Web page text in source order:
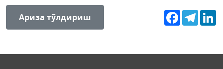
Ариза тўлдириш Facebook